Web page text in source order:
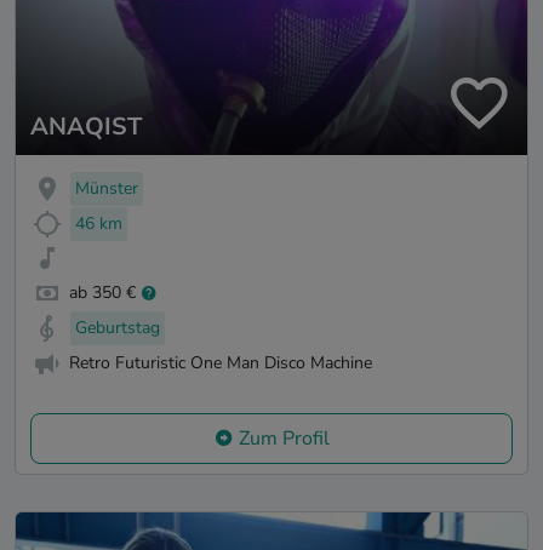
ANAQIST
Münster
46 km
ab 350 €
Geburtstag
Retro Futuristic One Man Disco Machine
Zum Profil